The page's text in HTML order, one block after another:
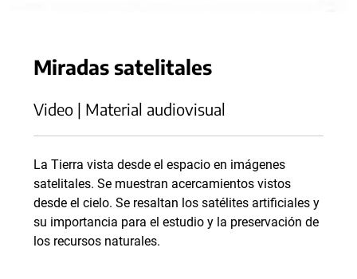
Miradas satelitales
Video | Material audiovisual
La Tierra vista desde el espacio en imágenes
satelitales. Se muestran acercamientos vistos
desde el cielo. Se resaltan los satélites artificiales y
su importancia para el estudio y la preservación de
los recursos naturales.